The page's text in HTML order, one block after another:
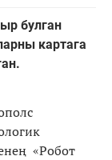
булган
картага
«Робот